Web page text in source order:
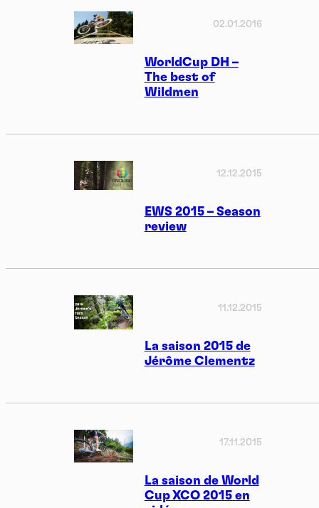
WorldCup DH –
The best of
Wildmen
02.01.2016
EWS 2015 – Season
review
12.12.2015
La saison 2015 de
Jérôme Clementz
11.12.2015
La saison de World
Cup XCO 2015 en
17.11.2015